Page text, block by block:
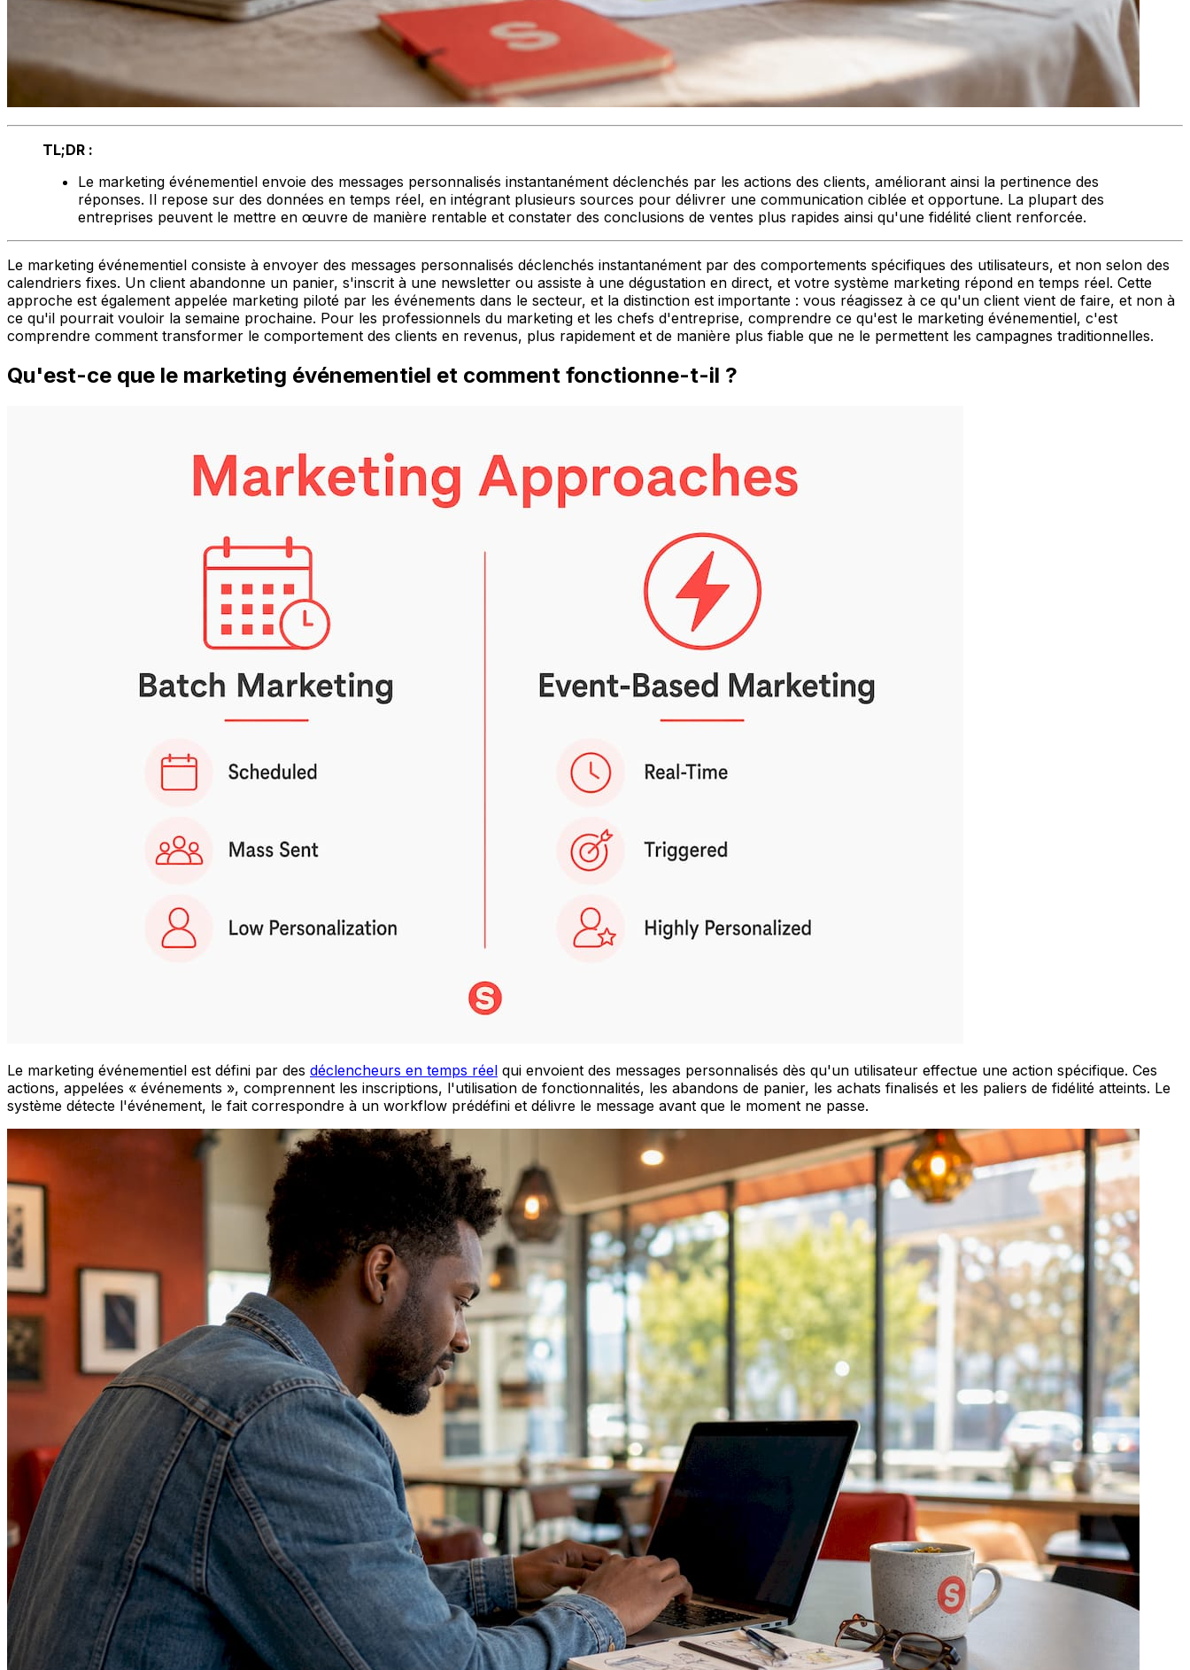
TL;DR :
Le marketing événementiel envoie des messages personnalisés instantanément déclenchés par les actions des clients, améliorant ainsi la pertinence des
réponses. Il repose sur des données en temps réel, en intégrant plusieurs sources pour délivrer une communication ciblée et opportune. La plupart des
entreprises peuvent le mettre en œuvre de manière rentable et constater des conclusions de ventes plus rapides ainsi qu'une fidélité client renforcée.
Le marketing événementiel consiste à envoyer des messages personnalisés déclenchés instantanément par des comportements spécifiques des utilisateurs, et non selon des
calendriers fixes. Un client abandonne un panier, s'inscrit à une newsletter ou assiste à une dégustation en direct, et votre système marketing répond en temps réel. Cette
approche est également appelée marketing piloté par les événements dans le secteur, et la distinction est importante : vous réagissez à ce qu'un client vient de faire, et non à
ce qu'il pourrait vouloir la semaine prochaine. Pour les professionnels du marketing et les chefs d'entreprise, comprendre ce qu'est le marketing événementiel, c'est
comprendre comment transformer le comportement des clients en revenus, plus rapidement et de manière plus fiable que ne le permettent les campagnes traditionnelles.
Qu'est-ce que le marketing événementiel et comment fonctionne-t-il ?
Le marketing événementiel est défini par des déclencheurs en temps réel qui envoient des messages personnalisés dès qu'un utilisateur effectue une action spécifique. Ces
actions, appelées « événements », comprennent les inscriptions, l'utilisation de fonctionnalités, les abandons de panier, les achats finalisés et les paliers de fidélité atteints. Le
système détecte l'événement, le fait correspondre à un workflow prédéfini et délivre le message avant que le moment ne passe.